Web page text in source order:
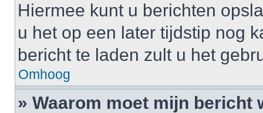
Hiermee kunt u berichten
u het op een later tijdstip nog
bericht te laden zult u het
Omhoog
» Waarom moet mijn bericht